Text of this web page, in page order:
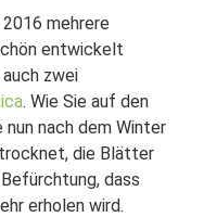
mehrere
entwickelt
zwei
. Wie Sie auf den
nun nach dem Winter
die Blätter
dass
erholen wird.